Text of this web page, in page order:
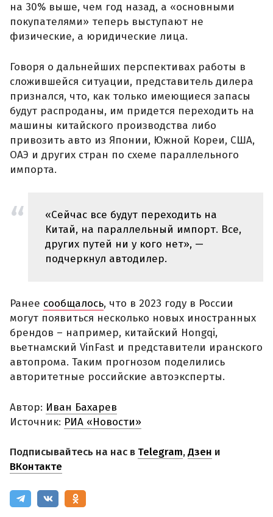
на 30% выше, чем год назад, а «основными
покупателями» теперь выступают не
физические, а юридические лица.
Говоря о дальнейших перспективах работы в
сложившейся ситуации, представитель дилера
признался, что, как только имеющиеся запасы
будут распроданы, им придется переходить на
машины китайского производства либо
привозить авто из Японии, Южной Кореи, США,
ОАЭ и других стран по схеме параллельного
импорта.
«Сейчас все будут переходить на
Китай, на параллельный импорт. Все,
других путей ни у кого нет», —
подчеркнул автодилер.
Ранее сообщалось, что в 2023 году в России
могут появиться несколько новых иностранных
брендов – например, китайский Hongqi,
вьетнамский VinFast и представители иранского
автопрома. Таким прогнозом поделились
авторитетные российские автоэксперты.
Автор: Иван Бахарев
Источник: РИА «Новости»
Подписывайтесь на нас в Telegram,Дзен и
ВКонтакте